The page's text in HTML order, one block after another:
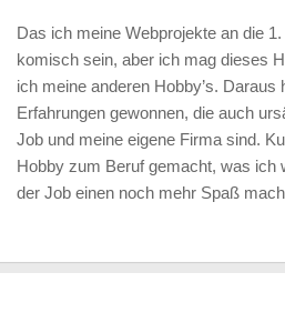
Das ich meine Webprojekte an die
komisch sein, aber ich mag dieses
ich meine anderen Hobby’s.
Erfahrungen gewonnen, die auch
Job und meine eigene Firma sind.
Hobby zum Beruf gemacht, was ich
der Job einen noch mehr Spaß